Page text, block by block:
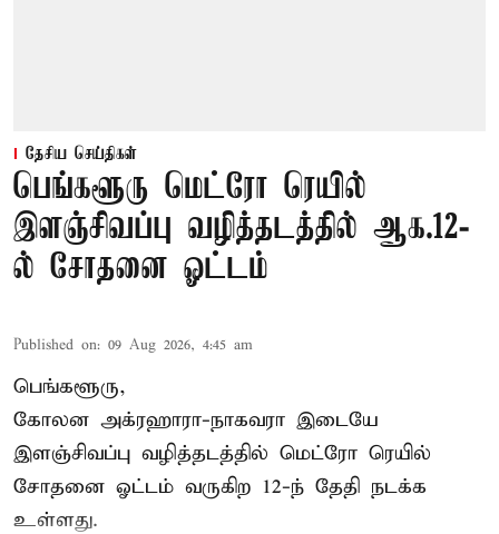
தேசிய செய்திகள்
பெங்களூரு மெட்ரோ ரெயில்
இளஞ்சிவப்பு வழித்தடத்தில் ஆக.12-
ல் சோதனை ஓட்டம்
Published on: 09 Aug 2026, 4:45 am
பெங்களூரு,
கோலன அக்ரஹாரா-நாகவரா இடையே
இளஞ்சிவப்பு வழித்தடத்தில் மெட்ரோ ரெயில்
சோதனை ஓட்டம் வருகிற 12-ந் தேதி நடக்க
உள்ளது.